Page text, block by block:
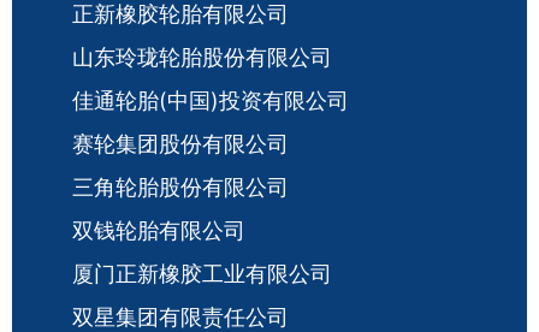
正新橡胶轮胎有限公司
山东玲珑轮胎股份有限公司
佳通轮胎(中国)投资有限公司
赛轮集团股份有限公司
三角轮胎股份有限公司
双钱轮胎有限公司
厦门正新橡胶工业有限公司
双星集团有限责任公司